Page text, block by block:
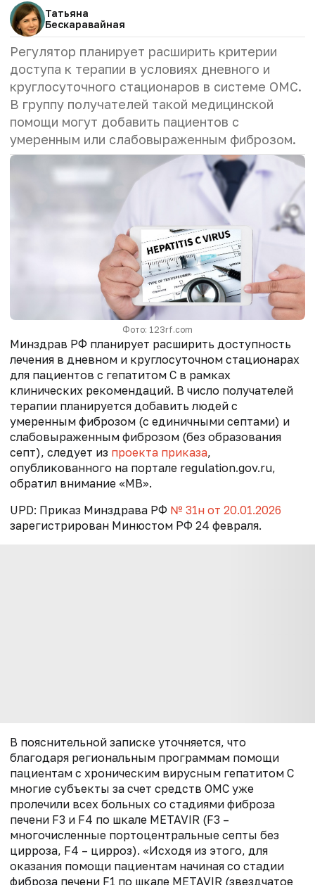
Татьяна
Бескаравайная
Регулятор планирует расширить критерии
доступа к терапии в условиях дневного и
круглосуточного стационаров в системе ОМС.
В группу получателей такой медицинской
помощи могут добавить пациентов с
умеренным или слабовыраженным фиброзом.
Фото: 123rf.com
Минздрав РФ планирует расширить доступность
лечения в дневном и круглосуточном стационарах
для пациентов с гепатитом С в рамках
клинических рекомендаций. В число получателей
терапии планируется добавить людей с
умеренным фиброзом (с единичными септами) и
слабовыраженным фиброзом (без образования
септ), следует из проекта приказа,
опубликованного на портале regulation.gov.ru,
обратил внимание «МВ».
UPD: Приказ Минздрава РФ № 31н от 20.01.2026
зарегистрирован Минюстом РФ 24 февраля.
В пояснительной записке уточняется, что
благодаря региональным программам помощи
пациентам с хроническим вирусным гепатитом С
многие субъекты за счет средств ОМС уже
пролечили всех больных со стадиями фиброза
печени F3 и F4 по шкале METAVIR (F3 –
многочисленные портоцентральные септы без
цирроза, F4 – цирроз). «Исходя из этого, для
оказания помощи пациентам начиная со стадии
фиброза печени F1 по шкале METAVIR (звездчатое